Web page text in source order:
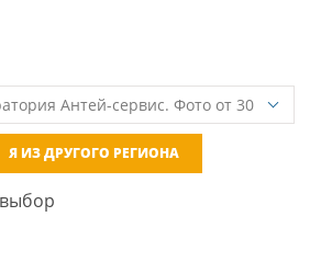
Я ИЗ ДРУГОГО РЕГИОНА